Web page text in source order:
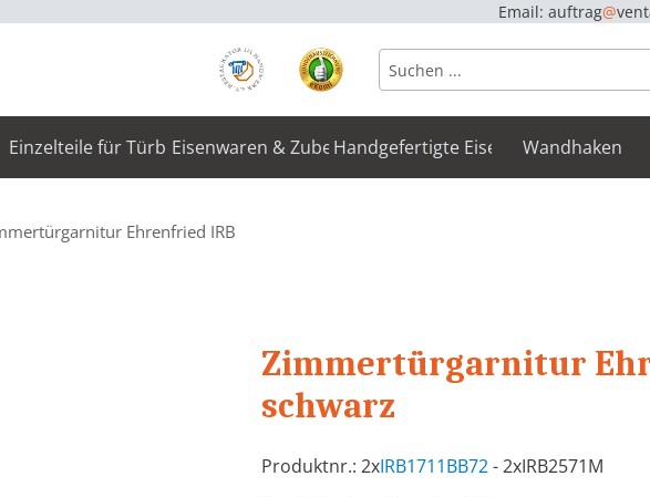
Email: auftrag@
Einzelteile für TürbeschlägeEisenwaren & ZubehörHandgefertigte Eisenbeschläge
Wandhaken
Ehrenfried IRB
Zimmertürgarnitur
schwarz
Produktnr.: 2xIRB1711BB72- 2xIRB2571M